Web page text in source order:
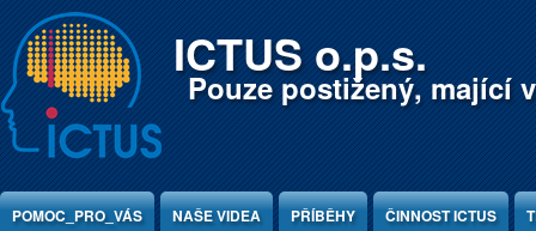
Jump to Content ICTUS o.p.s.
Pouze postižený, mající
POMOC_PRO_VÁS NAŠE VIDEA PŘÍBĚHY ČINNOST ICTUS